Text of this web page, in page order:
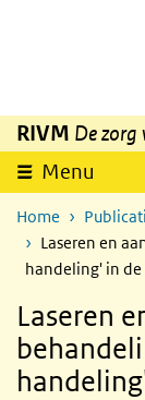
Overslaan en
RIVM De zorg
Menu
Home
Laseren en
handeling' in de
Laseren